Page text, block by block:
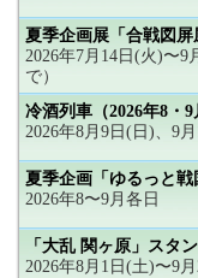
夏季企画展「合戦図
2026年7月14日(火)〜9
で）
冷酒列車（2026年8・9
2026年8月9日(日)、9
夏季企画「ゆるっと戦
2026年8〜9月各日
「大乱 関ヶ原」スタ
2026年8月1日(土)〜9